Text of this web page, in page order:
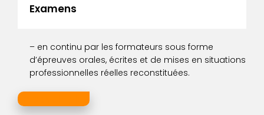
Examens
– en continu par les formateurs sous forme
d’épreuves orales, écrites et de mises en situations
professionnelles réelles reconstituées.
En savoir plus